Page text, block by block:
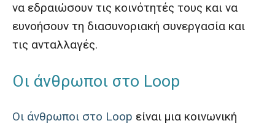
να εδραιώσουν τις κοινότητές τους και να
ευνοήσουν τη διασυνοριακή συνεργασία και
τις ανταλλαγές.
Οι άνθρωποι στο Loop
Οι άνθρωποι στο Loop είναι μια κοινωνική